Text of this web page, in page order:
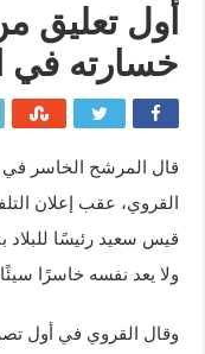
أول تعليق
خسارته في
قال المرشح الخاسر في
القروي، عقب إعلان
ولا يعد نفسه خاسرًا
وقال القروي في أول